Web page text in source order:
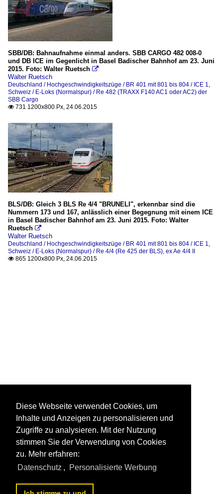
SBB/DB: Bahnaufnahme einmal anders. SBB CARGO 482 008-0
und DB ICE im Gegenlicht in Basel Badischer Bahnhof am 23. Juni
2015. Foto: Walter Ruetsch 
Walter Ruetsch
Deutschland / Hochgeschwindigkeitszüge / BR 401 mit 801 bis 804 / ICE 1
Schweiz / E-Loks (Normalspur) / Re 482 (TRAXX F140 AC1 oder AC2) der
SBB Cargo
 731 1200x800 Px, 24.06.2015
BLS/DB: Gleich 3 BLS Re 4/4 "BRUNELI", erkennbar sind die
Nummern 173 und 167, anlässlich einer Begegnung mit einem ICE
in Basel Badischer Bahnhof am 23. Juni 2015. Foto: Walter
Ruetsch 
Walter Ruetsch
Deutschland / Hochgeschwindigkeitszüge / BR 401 mit 801 bis 804 / ICE 1
Schweiz / E-Loks (Normalspur) / Re 4/4 (Re 425 der BLS), ex Ae 4/4 II
 865 1200x800 Px, 24.06.2015
Diese Webseite verwendet Cookies, um
Inhalte und Anzeigen zu personalisieren und
Zugriffe zu analysieren. Mit der Nutzung
stimmen Sie der Verwendung von Cookies
zu. Mehr erfahren:
Datenschutz , Personalisierte Werbung